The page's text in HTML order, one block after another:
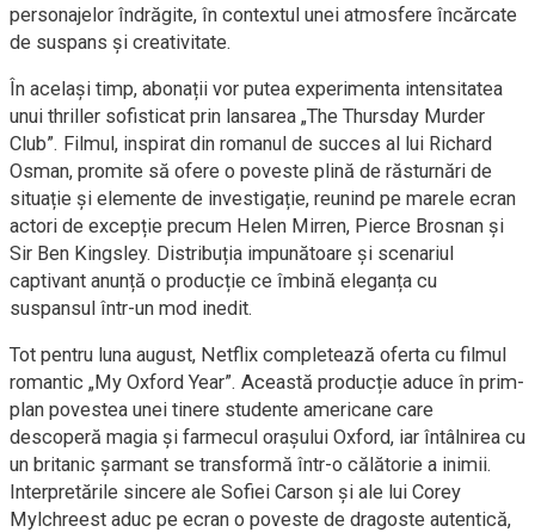
personajelor îndrăgite, în contextul unei atmosfere încărcate
de suspans și creativitate.
În același timp, abonații vor putea experimenta intensitatea
unui thriller sofisticat prin lansarea „The Thursday Murder
Club”. Filmul, inspirat din romanul de succes al lui Richard
Osman, promite să ofere o poveste plină de răsturnări de
situație și elemente de investigație, reunind pe marele ecran
actori de excepție precum Helen Mirren, Pierce Brosnan și
Sir Ben Kingsley. Distribuția impunătoare și scenariul
captivant anunță o producție ce îmbină eleganța cu
suspansul într-un mod inedit.
Tot pentru luna august, Netflix completează oferta cu filmul
romantic „My Oxford Year”. Această producție aduce în prim-
plan povestea unei tinere studente americane care
descoperă magia și farmecul orașului Oxford, iar întâlnirea cu
un britanic șarmant se transformă într-o călătorie a inimii.
Interpretările sincere ale Sofiei Carson și ale lui Corey
Mylchreest aduc pe ecran o poveste de dragoste autentică,